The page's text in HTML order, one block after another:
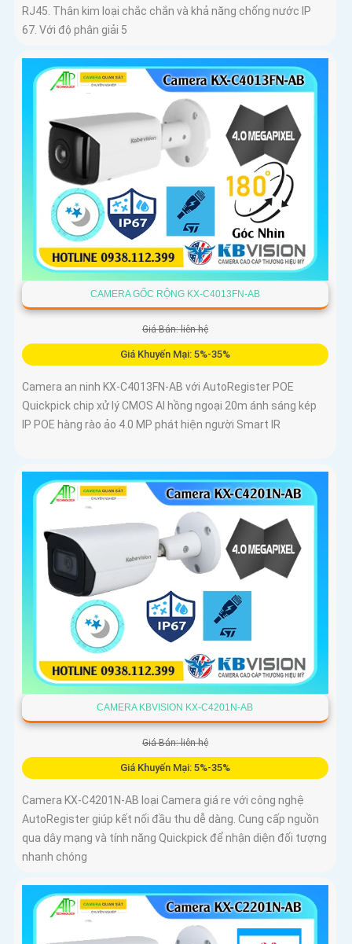
RJ45. Thân kim loại chắc chắn và khả năng chống nước IP
67. Với độ phân giải 5
CAMERA GỐC RỘNG KX-C4013FN-AB
Giá Bán: liên hệ
Giá Khuyến Mại: 5%-35%
Camera an ninh KX-C4013FN-AB với AutoRegister POE
Quickpick chip xử lý CMOS AI hồng ngoại 20m ánh sáng kép
IP POE hàng rào ảo 4.0 MP phát hiện người Smart IR
CAMERA KBVISION KX-C4201N-AB
Giá Bán: liên hệ
Giá Khuyến Mại: 5%-35%
Camera KX-C4201N-AB loại Camera giá re với công nghệ
AutoRegister giúp kết nối đầu thu dễ dàng. Cung cấp nguồn
qua dây mạng và tính năng Quickpick để nhận diện đối tượng
nhanh chóng